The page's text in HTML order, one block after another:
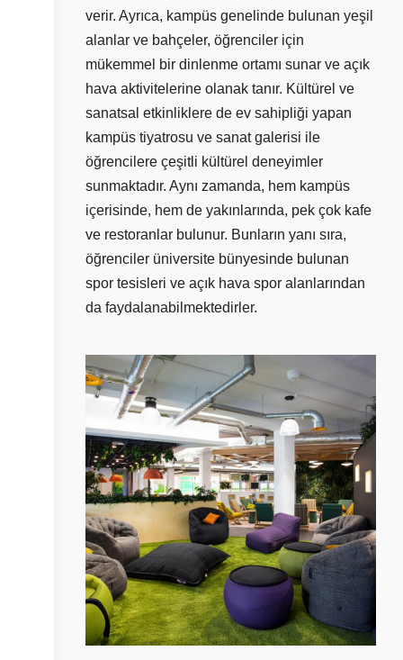
verir. Ayrıca, kampüs genelinde bulunan yeşil
alanlar ve bahçeler, öğrenciler için
mükemmel bir dinlenme ortamı sunar ve açık
hava aktivitelerine olanak tanır. Kültürel ve
sanatsal etkinliklere de ev sahipliği yapan
kampüs tiyatrosu ve sanat galerisi ile
öğrencilere çeşitli kültürel deneyimler
sunmaktadır. Aynı zamanda, hem kampüs
içerisinde, hem de yakınlarında, pek çok kafe
ve restoranlar bulunur. Bunların yanı sıra,
öğrenciler üniversite bünyesinde bulunan
spor tesisleri ve açık hava spor alanlarından
da faydalanabilmektedirler.